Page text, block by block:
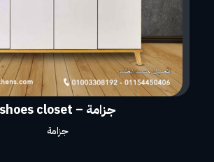
جزامة – shoes closet
جزامة